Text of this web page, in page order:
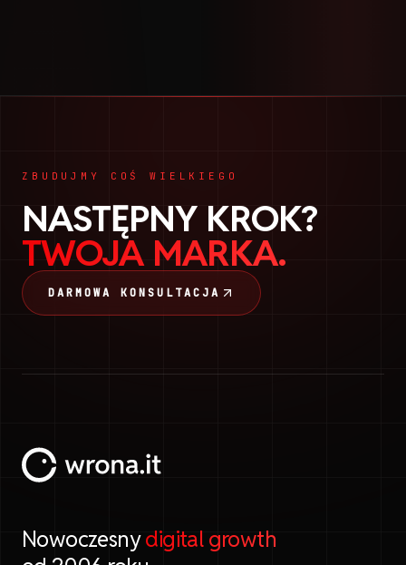
ZBUDUJMY COŚ WIELKIEGO
NASTĘPNY KROK?
TWOJA MARKA.
DARMOWA KONSULTACJA
Nowoczesnydigital growth